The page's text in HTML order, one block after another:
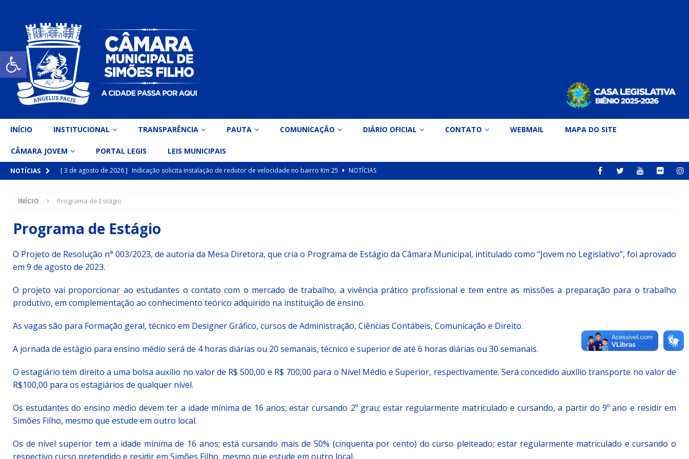
Open toolbar
INÍCIO INSTITUCIONAL TRANSPARÊNCIA PAUTA COMUNICAÇÃO DIÁRIO OFICIAL CONTATO WEBMAIL MAPA DO SITE
CÂMARA JOVEM PORTAL LEGIS LEIS MUNICIPAIS
NOTÍCIAS [ 3 de agosto de 2026 ] Indicação solicita instalação de redutor de velocidade no bairro Km 25
NOTÍCIAS
inclusiva
DESTAQUE
[ 15 de julho de 2026 ]
Vereador Belo Gazineu apresenta Indicação nº 089/2026 para implantação de ginásio de esportes em
DESTAQUE
[ 15 de julho de 2026 ] Vereador Sérgio Glauber apresenta Indicação nº 088/2026 para pavimentação asfáltica em Mapele
[ 3 de agosto de 2026 ] Indicação propõe criação do Programa Municipal “Aluno Nota Dez” NOTÍCIAS
INÍCIO Programa de Estágio
Programa de Estágio
O Projeto de Resolução n° 003/2023, de autoria da Mesa Diretora, que cria o Programa de Estágio da Câmara Municipal, intitulado como “Jovem no Legislativo”, foi aprovado
em 9 de agosto de 2023.
O projeto vai proporcionar ao estudantes o contato com o mercado de trabalho, a vivência prático profissional e tem entre as missões a preparação para o trabalho
produtivo, em complementação ao conhecimento teórico adquirido na instituição de ensino.
As vagas são para Formação geral, técnico em Designer Gráfico, cursos de Administração, Ciências Contábeis, Comunicação e Direito.
A jornada de estágio para ensino médio será de 4 horas diárias ou 20 semanais, técnico e superior de até 6 horas diárias ou 30 semanais.
O estagiário tem direito a uma bolsa auxílio no valor de R$ 500,00 e R$ 700,00 para o Nível Médio e Superior, respectivamente. Será concedido auxílio transporte no valor de
R$100,00 para os estagiários de qualquer nível.
Os estudantes do ensino médio devem ter a idade mínima de 16 anos; estar cursando 2º grau; estar regularmente matriculado e cursando, a partir do 9º ano e residir em
Simões Filho, mesmo que estude em outro local.
Os de nível superior tem a idade mínima de 16 anos; está cursando mais de 50% (cinquenta por cento) do curso pleiteado; estar regularmente matriculado e cursando o
respectivo curso pretendido e residir em Simões Filho, mesmo que estude em outro local.